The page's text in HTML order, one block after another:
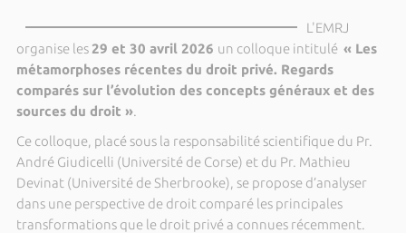
L'EMRJ
organise les 29 et 30 avril 2026 un colloque intitulé « Les
métamorphoses récentes du droit privé. Regards
comparés sur l’évolution des concepts généraux et des
sources du droit ».
Ce colloque, placé sous la responsabilité scientifique du Pr.
André Giudicelli (Université de Corse) et du Pr. Mathieu
Devinat (Université de Sherbrooke), se propose d’analyser
dans une perspective de droit comparé les principales
transformations que le droit privé a connues récemment.